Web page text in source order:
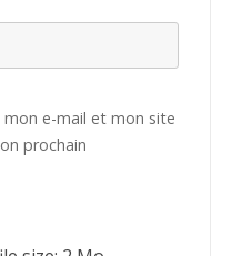
e-mail et mon site
prochain